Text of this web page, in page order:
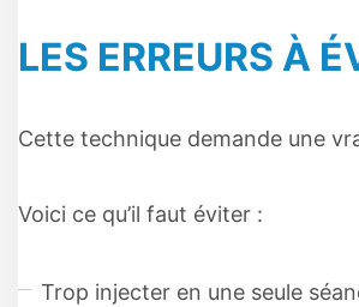
LES ERREURS À
Cette technique demande une
Voici ce qu’il faut éviter :
Trop injecter en une seule